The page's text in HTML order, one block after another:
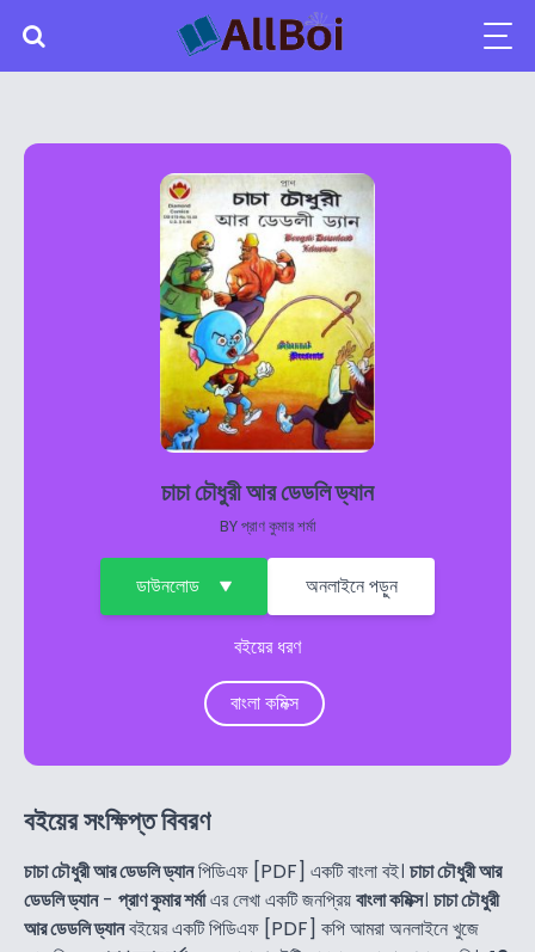
চাচা চৌধুরী আর ডেডলি ড্যান
BYপ্রাণ কুমার শর্মা
ডাউনলোড অনলাইনে পড়ুন
বইয়ের ধরণ
বাংলা কমিক্স
বইয়ের সংক্ষিপ্ত বিবরণ
চাচা চৌধুরী আর ডেডলি ড্যানপিডিএফ [PDF] একটি বাংলা বই। চাচা চৌধুরী আর
ডেডলি ড্যান- প্রাণ কুমার শর্মাএর লেখা একটি জনপ্রিয়বাংলা কমিক্স। চাচা চৌধুরী
আর ডেডলি ড্যানবইয়ের একটি পিডিএফ [PDF] কপি আমরা অনলাইনে খুজে